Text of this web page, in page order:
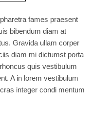
fames praesent
bibendum diam at
Gravida ullam corper
diam mi dictumst porta
quis vestibulum
A in lorem vestibulum
integer condi mentum